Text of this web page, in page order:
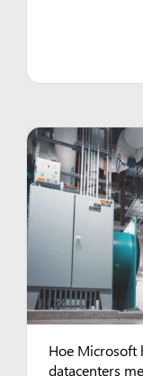
Hoe Microsoft
datacenters